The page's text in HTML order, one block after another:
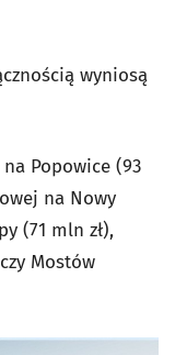
wyniosą
Popowice (93
na Nowy
(71 mln zł),
Mostów